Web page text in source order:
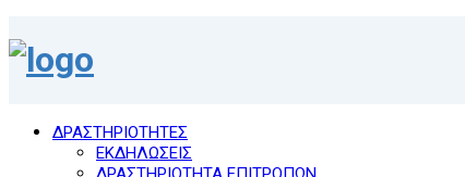
ΔΡΑΣΤΗΡΙΟΤΗΤΕΣ
ΕΚΔΗΛΩΣΕΙΣ